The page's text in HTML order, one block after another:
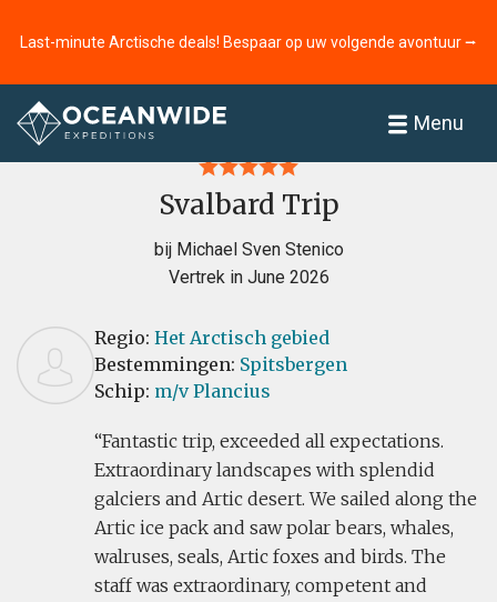
Last-minute Arctische deals! Bespaar op uw volgende avontuur ⭢
Menu
Home
Svalbard Trip
bij Michael Sven Stenico
Vertrek in June 2026
Regio: Het Arctisch gebied
Bestemmingen: Spitsbergen
Schip: m/v Plancius
Fantastic trip, exceeded all expectations.
Extraordinary landscapes with splendid
galciers and Artic desert. We sailed along the
Artic ice pack and saw polar bears, whales,
walruses, seals, Artic foxes and birds. The
staff was extraordinary, competent and